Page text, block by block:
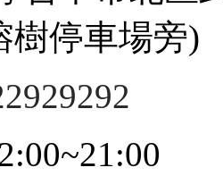
樹停車場旁)